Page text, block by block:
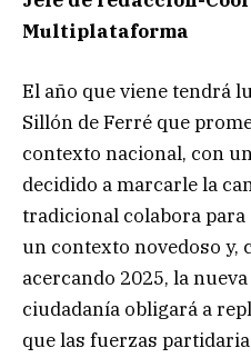
Multiplataforma
El año que viene tendrá
Sillón de Ferré que
contexto nacional, con
decidido a marcarle la
tradicional colabora
un contexto novedoso y,
acercando 2025, la
ciudadanía obligará a
que las fuerzas